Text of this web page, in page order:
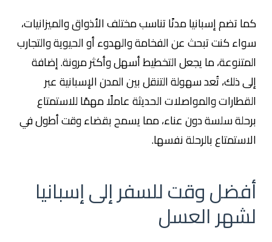
كما تضم إسبانيا مدنًا تناسب مختلف الأذواق والميزانيات،
سواء كنت تبحث عن الفخامة والهدوء أو الحيوية والتجارب
المتنوعة، ما يجعل التخطيط أسهل وأكثر مرونة. إضافة
إلى ذلك، تُعد سهولة التنقل بين المدن الإسبانية عبر
القطارات والمواصلات الحديثة عاملًا مهمًا للاستمتاع
برحلة سلسة دون عناء، مما يسمح بقضاء وقت أطول في
الاستمتاع بالرحلة نفسها.
أفضل وقت للسفر إلى إسبانيا
لشهر العسل